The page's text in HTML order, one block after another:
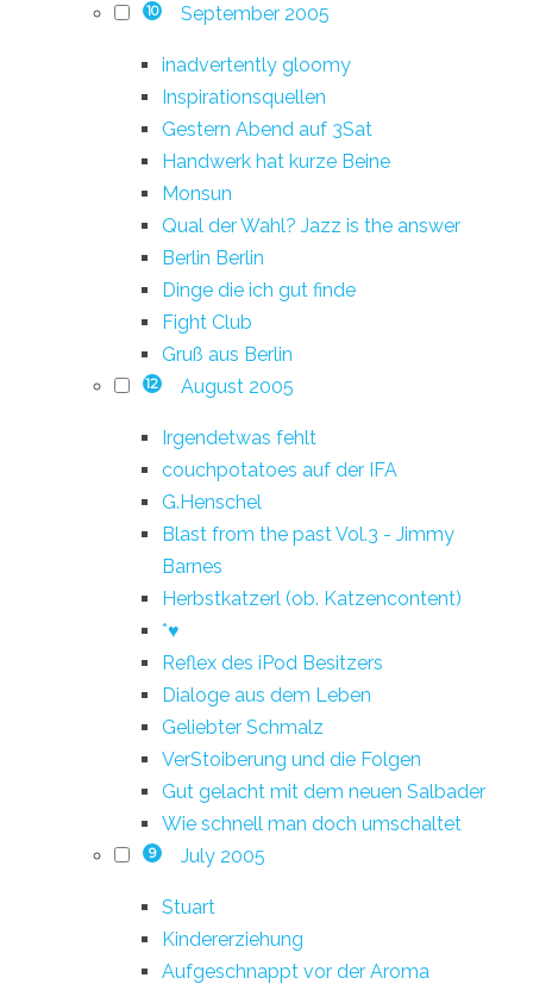
10 September 2005
inadvertently gloomy
Inspirationsquellen
Gestern Abend auf 3Sat
Handwerk hat kurze Beine
Monsun
Qual der Wahl? Jazz is the answer
Berlin Berlin
Dinge die ich gut finde
Fight Club
Gruß aus Berlin
12 August 2005
Irgendetwas fehlt
couchpotatoes auf der IFA
G.Henschel
Blast from the past Vol.3 - Jimmy
Barnes
Herbstkatzerl (ob. Katzencontent)
*♥
Reflex des iPod Besitzers
Dialoge aus dem Leben
Geliebter Schmalz
VerStoiberung und die Folgen
Gut gelacht mit dem neuen Salbader
Wie schnell man doch umschaltet
9 July 2005
Stuart
Kindererziehung
Aufgeschnappt vor der Aroma